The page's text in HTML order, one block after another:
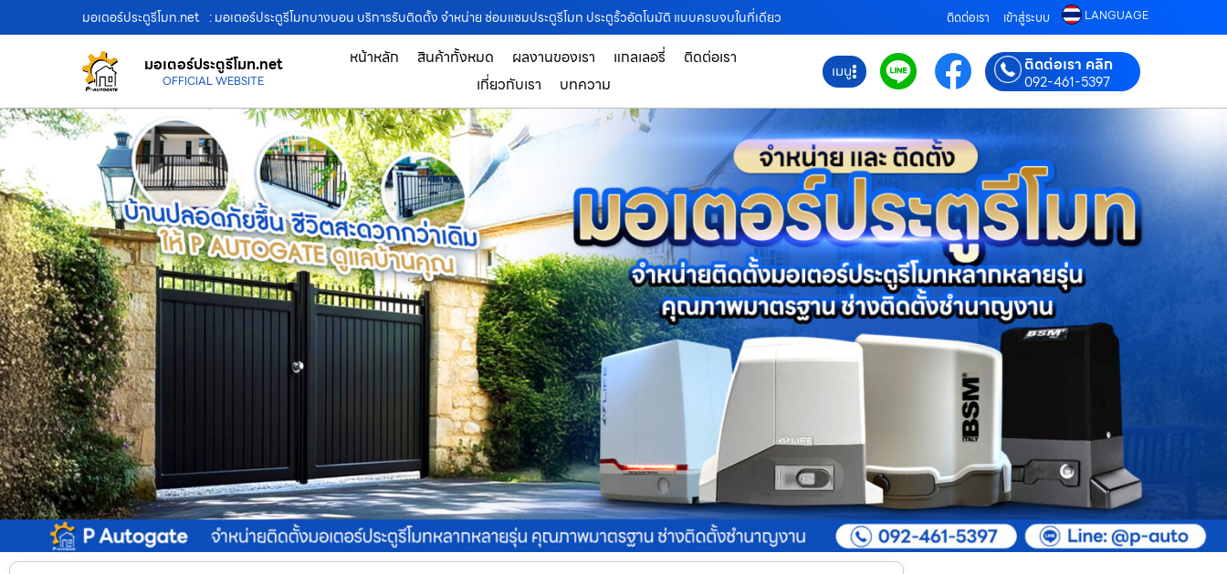
มอเตอร์ประตูรีโมท.net : มอเตอร์ประตูรีโมทบางบอน บริการรับติดตั้ง จำหน่าย ซ่อมแซมประตูรีโมท ประตูรั้วอัตโนมัติ แบบครบจบในที่เดียว ติดต่อเรา เข้าสู่ระบบ LANGUAGE
มอเตอร์ประตูรีโมท.net
OFFICIAL WEBSITE
หน้าหลัก สินค้าทั้งหมด ผลงานของเรา แกลเลอรี่
ติดต่อเรา
เกี่ยวกับเรา
บทความ
เมนู ติดต่อเรา คลิก
092-461-5397